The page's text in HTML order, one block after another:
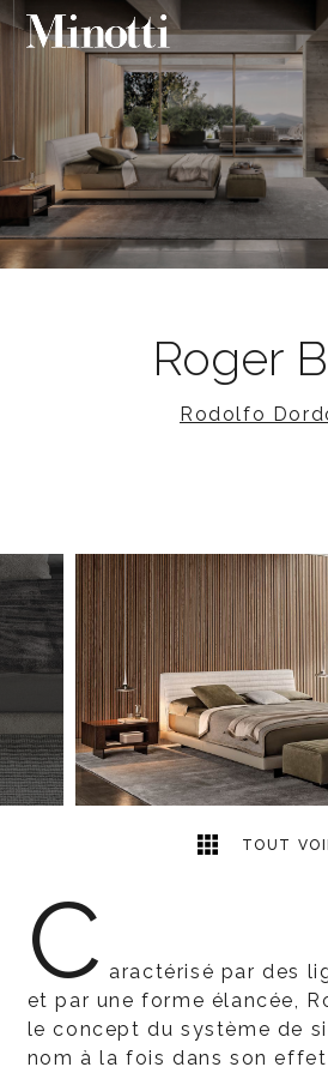
Roger
Rodolfo
TOUT
C aractérisé par des
et par une forme élancée,
le concept du système de
nom à la fois dans son